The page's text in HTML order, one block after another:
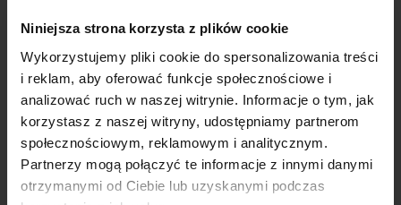
Niniejsza strona korzysta z plików cookie
Wykorzystujemy pliki cookie do spersonalizowania treści
i reklam, aby oferować funkcje społecznościowe i
analizować ruch w naszej witrynie. Informacje o tym, jak
korzystasz z naszej witryny, udostępniamy partnerom
społecznościowym, reklamowym i analitycznym.
Partnerzy mogą połączyć te informacje z innymi danymi
otrzymanymi od Ciebie lub uzyskanymi podczas
samodzielnie każdy Członek Zarządu.
Skład Rady Nadzorczej
Ryszard Armanowski - Przewodniczący Rady
Nadzorczej
Nikita Zych - członek RN
Tomasz Wasiluk - członek RN